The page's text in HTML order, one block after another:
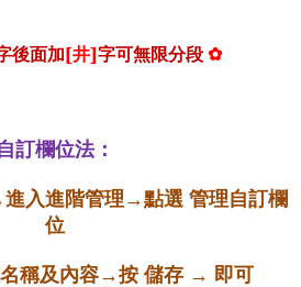
後面加[井]字可無限分段 ✿
訂欄位法：
入進階管理→點選 管理自訂欄
位
稱及內容→按 儲存 → 即可